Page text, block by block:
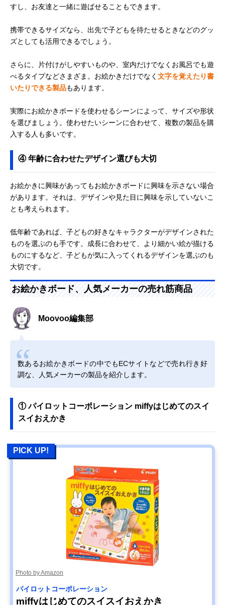
すし、お友達と一緒に遊ばせることもできます。
携帯できるサイズなら、出先で子どもを待たせるときなどのグッ
ズとしても活用できるでしょう。
さらに、片付けがしやすいものや、室内だけでなくお風呂でも遊
べるタイプなどさまざま。お絵かきだけでなく 文字を覚えたり書
いたりできる製品もあります。
実際にお絵かきボードを使わせるシーンによって、サイズや形状
を選びましょう。使わせたいシーンに合わせて、複数の製品を購
入する人も多いです。
④ 年齢に合わせたデザイン選びも大切
お絵かきに興味があってもお絵かきボードに興味を示さない場合
があります。それは、デザインや見た目に興味を示していないこ
とも考えられます。
低年齢であれば、子どもの好きなキャラクターがデザインされた
ものを選ぶのも手です。成長に合わせて、より細かい絵が描ける
ものにするなど、子どもが気に入ってくれるデザインを選ぶのも
大切です。
お絵かきボード、人気メーカーの売れ筋商品
Moovoo編集部
数あるお絵かきボードの中でもECサイトなどで売れ行き好
調な、人気メーカーの製品を紹介します。
① パイロットコーポレーション miffyはじめてのスイ
スイおえかき
PICK UP!
Photo by Amazon
パイロットコーポレーション
miffyはじめてのスイスイおえかき